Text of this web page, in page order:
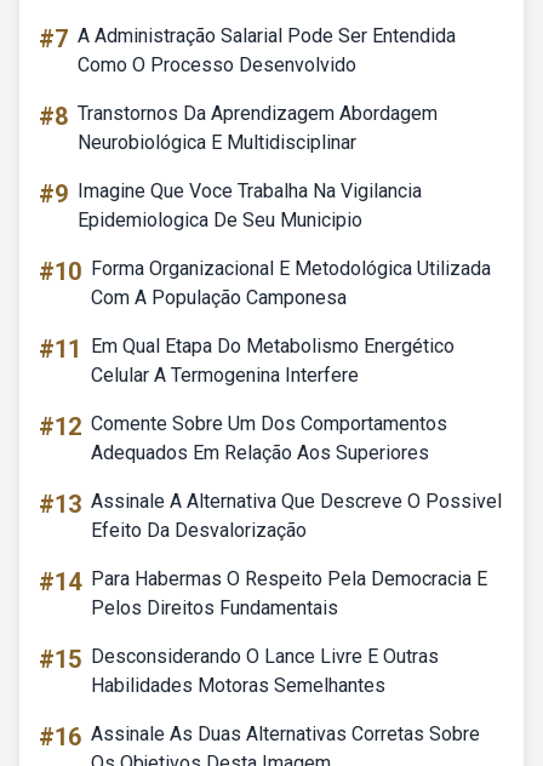
#7 A Administração Salarial Pode Ser Entendida
Como O Processo Desenvolvido
#8 Transtornos Da Aprendizagem Abordagem
Neurobiológica E Multidisciplinar
#9 Imagine Que Voce Trabalha Na Vigilancia
Epidemiologica De Seu Municipio
#10 Forma Organizacional E Metodológica Utilizada
Com A População Camponesa
#11
Em Qual Etapa Do Metabolismo Energético
Celular A Termogenina Interfere
#12 Comente Sobre Um Dos Comportamentos
Adequados Em Relação Aos Superiores
#13 Assinale A Alternativa Que Descreve O Possivel
Efeito Da Desvalorização
#14 Para Habermas O Respeito Pela Democracia E
Pelos Direitos Fundamentais
#15 Desconsiderando O Lance Livre E Outras
Habilidades Motoras Semelhantes
#16 Assinale As Duas Alternativas Corretas Sobre